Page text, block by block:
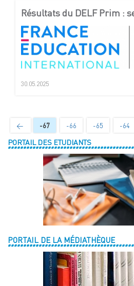
Résultats du DELF Prim :
30.05.2025
← -67 -66 -65 -64
PORTAIL DES ETUDIANTS
PORTAIL DE LA MÉDIATHÈQUE